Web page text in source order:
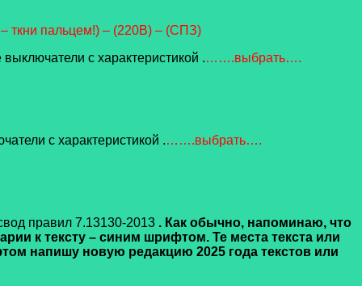
ткни пальцем!) – (220В) – (СПЗ)
с характеристикой .…….выбрать….
с характеристикой .…….выбрать….
правил 7.13130-2013 . Как обычно, напоминаю, что
к тексту – синим шрифтом. Те места текста или
напишу новую редакцию 2025 года текстов или